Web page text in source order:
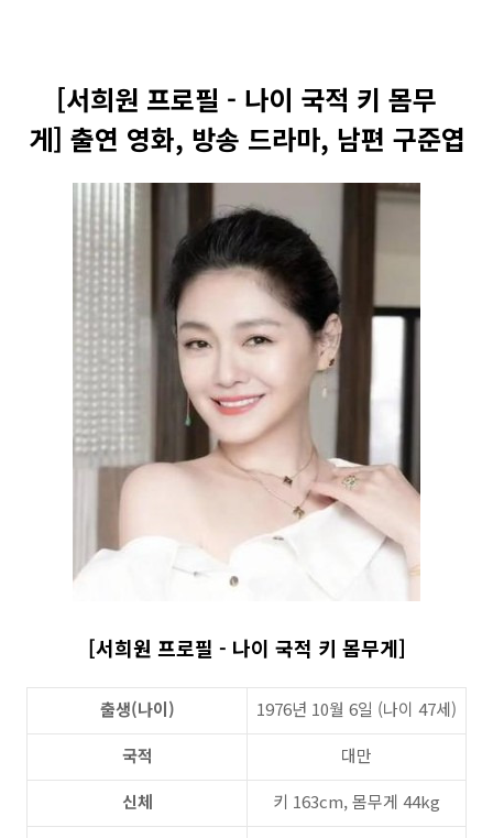
[서희원 프로필 - 나이 국적 키 몸무
게] 출연 영화, 방송 드라마, 남편 구준엽
[서희원 프로필 - 나이 국적 키 몸무게]
출생(나이)
1976년 10월 6일 (나이 47세)
국적
대만
신체
키 163cm, 몸무게 44kg